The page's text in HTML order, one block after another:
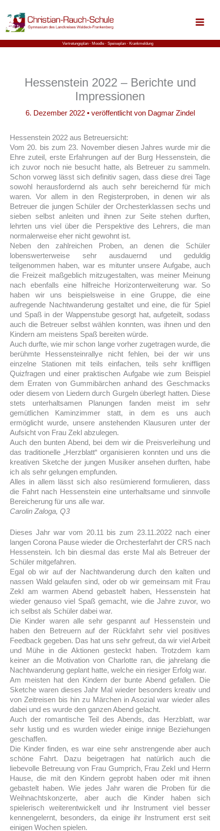
Inhalt
springen
Vertretungsplan ⋅ Moodle ⋅ Speiseplan ⋅ Krankmeldung
Hessenstein 2022 – Berichte und
Impressionen
6. Dezember 2022 • veröffentlicht von Dagmar Zindel
Hessenstein 2022 aus Betreuersicht:
Vom 20. bis zum 23. November diesen Jahres wurde mir die
Ehre zuteil, erste Erfahrungen auf der Burg Hessenstein, die
ich zuvor noch nie besucht hatte, als Betreuer zu sammeln.
Schon vorweg lässt sich definitiv sagen, dass diese drei Tage
sowohl herausfordernd als auch sehr bereichernd für mich
waren. Vor allem in den Registerproben, in denen wir als
Betreuer die jungen Schüler der Orchesterklassen sechs und
sieben selbst anleiten und ihnen zur Seite stehen durften,
lehrten uns viel über die Perspektive des Lehrers, die man
normalerweise eher nicht gewohnt ist.
Neben den zahlreichen Proben, an denen die Schüler
lobenswerterweise sehr ausdauernd und geduldig
teilgenommen haben, war es mitunter unsere Aufgabe, auch
die Freizeit maßgeblich mitzugestalten, was meiner Meinung
nach ebenfalls eine hilfreiche Horizonterweiterung war. So
haben wir uns beispielsweise in eine Gruppe, die eine
aufregende Nachtwanderung gestaltet und eine, die für Spiel
und Spaß in der Wappenstube gesorgt hat, aufgeteilt, sodass
auch die Betreuer selbst wählen konnten, was ihnen und den
Kindern am meistens Spaß bereiten würde.
Auch durfte, wie mir schon lange vorher zugetragen wurde, die
berühmte Hessensteinrallye nicht fehlen, bei der wir uns
einzelne Stationen mit teils einfachen, teils sehr kniffligen
Quizfragen und einer praktischen Aufgabe wie zum Beispiel
dem Erraten von Gummibärchen anhand des Geschmacks
oder diesem von Liedern durch Gurgeln überlegt hatten. Diese
stets unterhaltsamen Planungen fanden meist im sehr
gemütlichen Kaminzimmer statt, in dem es uns auch
ermöglicht wurde, unsere anstehenden Klausuren unter der
Aufsicht von Frau Zekl abzulegen.
Auch den bunten Abend, bei dem wir die Preisverleihung und
das traditionelle „Herzblatt“ organisieren konnten und uns die
kreativen Sketche der jungen Musiker ansehen durften, habe
ich als sehr gelungen empfunden.
Alles in allem lässt sich also resümierend formulieren, dass
die Fahrt nach Hessenstein eine unterhaltsame und sinnvolle
Bereicherung für uns alle war.
Carolin Zaloga, Q3
Dieses Jahr war vom 20.11 bis zum 23.11.2022 nach einer
langen Corona Pause wieder die Orchesterfahrt der CRS nach
Hessenstein. Ich bin diesmal das erste Mal als Betreuer der
Schüler mitgefahren.
Egal ob wir auf der Nachtwanderung durch den kalten und
nassen Wald gelaufen sind, oder ob wir gemeinsam mit Frau
Zekl am warmen Abend gebastelt haben, Hessenstein hat
wieder genauso viel Spaß gemacht, wie die Jahre zuvor, wo
ich selbst als Schüler dabei war.
Die Kinder waren alle sehr gespannt auf Hessenstein und
haben den Betreuern auf der Rückfahrt sehr viel positives
Feedback gegeben. Das hat uns sehr gefreut, da wir viel Arbeit
und Mühe in die Aktionen gesteckt haben. Trotzdem kam
keiner an die Motivation von Charlotte ran, die jahrelang die
Nachtwanderung geplant hatte, welche ein riesiger Erfolg war.
Am meisten hat den Kindern der bunte Abend gefallen. Die
Sketche waren dieses Jahr Mal wieder besonders kreativ und
von Zeitreisen bis hin zu Märchen in Asozial war wieder alles
dabei und es wurde den ganzen Abend gelacht.
Auch der romantische Teil des Abends, das Herzblatt, war
sehr lustig und es wurden wieder einige innige Beziehungen
geschaffen.
Die Kinder finden, es war eine sehr anstrengende aber auch
schöne Fahrt. Dazu beigetragen hat natürlich auch die
liebevolle Betreuung von Frau Gumprich, Frau Zekl und Herrn
Hause, die mit den Kindern geprobt haben oder mit ihnen
gebastelt haben. Wie jedes Jahr waren die Proben für die
Weihnachtskonzerte, aber auch die Kinder haben sich
spielerisch weiterentwickelt und ihr Instrument viel besser
kennengelernt, besonders, da einige ihr Instrument erst seit
einigen Wochen spielen.